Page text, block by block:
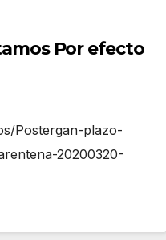
Por efecto
Postergan-plazo-
20200320-